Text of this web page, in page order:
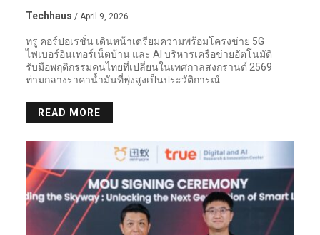
Techhaus / April 9, 2026
ทรู คอร์ปอเรชั่น เดินหน้าเตรียมความพร้อมโครงข่าย 5G
ไฟเบอร์อินเทอร์เน็ตบ้าน และ AI บริหารเครือข่ายอัตโนมัติ
รับมือพฤติกรรมคนไทยที่เปลี่ยนในเทศกาลสงกรานต์ 2569
ท่ามกลางราคาน้ำมันที่พุ่งสูงเป็นประวัติการณ์
READ MORE